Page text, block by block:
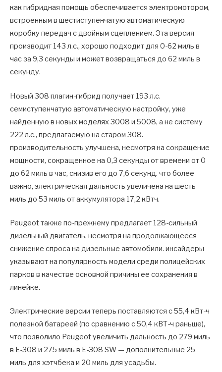
как гибридная помощь обеспечивается электромотором,
встроенным в шестиступенчатую автоматическую
коробку передач с двойным сцеплением. Эта версия
производит 143 л.с., хорошо подходит для 0-62 миль в
час за 9,3 секунды и может возвращаться до 62 миль в
секунду.
Новый 308 плагин-гибрид получает 193 л.с.
семиступенчатую автоматическую настройку, уже
найденную в новых моделях 3008 и 5008, а не систему
222 л.с., предлагаемую на старом 308.
производительность улучшена, несмотря на сокращение
мощности, сокращенное на 0,3 секунды от времени от 0
до 62 миль в час, снизив его до 7,6 секунд. что более
важно, электрическая дальность увеличена на шесть
миль до 53 миль от аккумулятора 17,2 кВтч.
Peugeot также по-прежнему предлагает 128-сильный
дизельный двигатель, несмотря на продолжающееся
снижение спроса на дизельные автомобили. инсайдеры
указывают на популярность модели среди полицейских
парков в качестве основной причины ее сохранения в
линейке.
Электрические версии теперь поставляются с 55,4 кВт-ч
полезной батареей (по сравнению с 50,4 кВТ-ч раньше),
что позволило Peugeot увеличить дальность до 279 миль
в E-308 и 275 миль в Е-308 SW — дополнительные 25
миль для хэтчбека и 20 миль для усадьбы.